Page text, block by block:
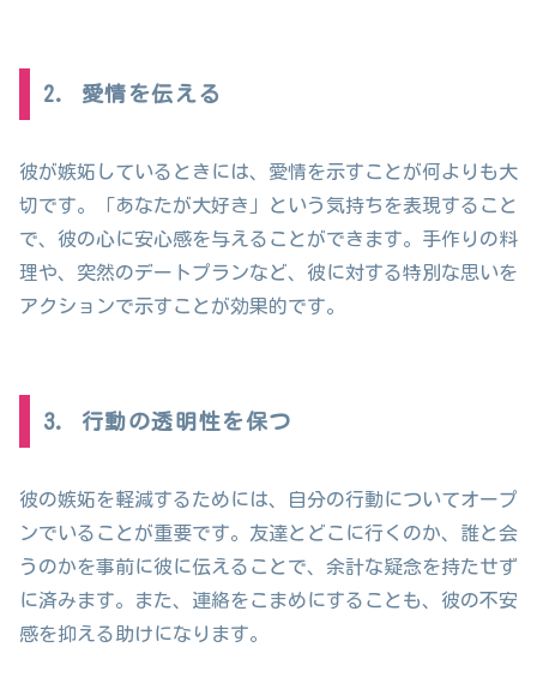
2. 愛情を伝える
彼が嫉妬しているときには、愛情を示すことが何よりも大
切です。「あなたが大好き」という気持ちを表現すること
で、彼の心に安心感を与えることができます。手作りの料
理や、突然のデートプランなど、彼に対する特別な思いを
アクションで示すことが効果的です。
3. 行動の透明性を保つ
彼の嫉妬を軽減するためには、自分の行動についてオープ
ンでいることが重要です。友達とどこに行くのか、誰と会
うのかを事前に彼に伝えることで、余計な疑念を持たせず
に済みます。また、連絡をこまめにすることも、彼の不安
感を抑える助けになります。